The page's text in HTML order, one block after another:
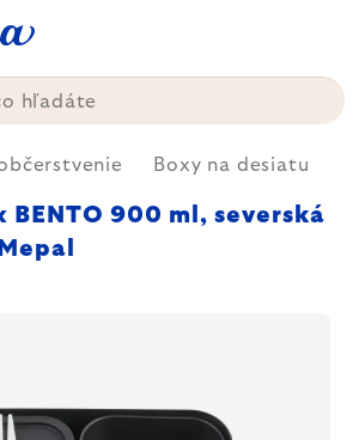
Boxy na desiatu
BENTO 900 ml, severská